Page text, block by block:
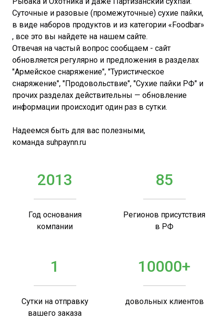
Суточные и разовые (промежуточные) сухие пайки,
в виде наборов продуктов и из категории «Foodbar»
, все это вы найдете на нашем сайте.
Отвечая на частый вопрос сообщаем - сайт
обновляется регулярно и предложения в разделах
"Армейское снаряжение", "Туристическое
снаряжение", "Продовольствие", "Сухие пайки РФ" и
прочих разделах действительны — обновление
информации происходит один раз в сутки.
Надеемся быть для вас полезными,
команда suhpaynn.ru
2013
Год основания
компании
85
Регионов присутствия
в РФ
1
Сутки на отправку
вашего заказа
10000+
довольных клиентов